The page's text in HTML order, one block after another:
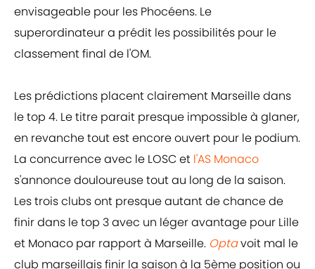
envisageable pour les Phocéens. Le
superordinateur a prédit les possibilités pour le
classement final de l'OM.
Les prédictions placent clairement Marseille dans
le top 4. Le titre parait presque impossible à glaner,
en revanche tout est encore ouvert pour le podium.
La concurrence avec le LOSC et l'AS Monaco
s'annonce douloureuse tout au long de la saison.
Les trois clubs ont presque autant de chance de
finir dans le top 3 avec un léger avantage pour Lille
et Monaco par rapport à Marseille. Optavoit mal le
club marseillais finir la saison à la 5ème position ou